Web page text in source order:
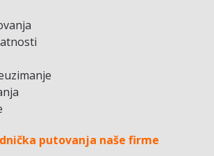
putovanja naše firme